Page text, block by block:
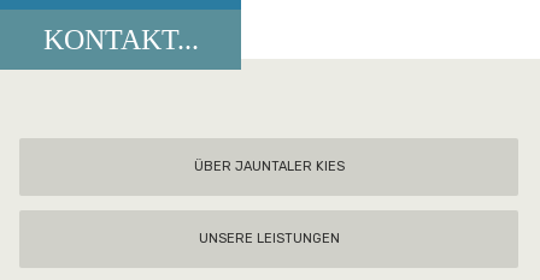
KONTAKT...
ÜBER JAUNTALER KIES
UNSERE LEISTUNGEN